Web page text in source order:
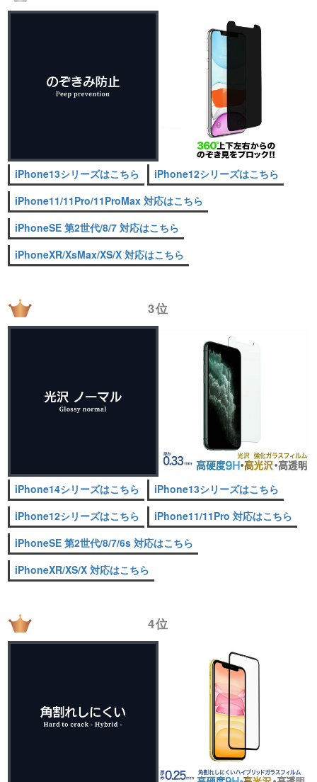
iPhone13シリーズはこちら
iPhone12シリーズはこちら
iPhone11/11Pro/11ProMax 対応はこちら
iPhoneSE 第2世代/8/7 対応はこちら
iPhoneXR/XsMax/XS/X 対応はこちら
3位
iPhone14シリーズはこちら
iPhone13シリーズはこちら
iPhone12シリーズはこちら
iPhone11/11Pro 対応はこちら
iPhoneSE 第2世代/8/7/6s 対応はこちら
iPhoneXR/XS/X 対応はこちら
4位